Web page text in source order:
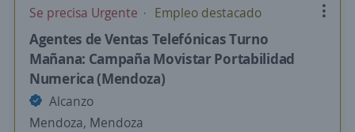
Se precisa Urgente Empleo destacado
Agentes de Ventas Telefónicas Turno
Mañana: Campaña Movistar Portabilidad
Numerica (Mendoza)
Alcanzo
Mendoza, Mendoza